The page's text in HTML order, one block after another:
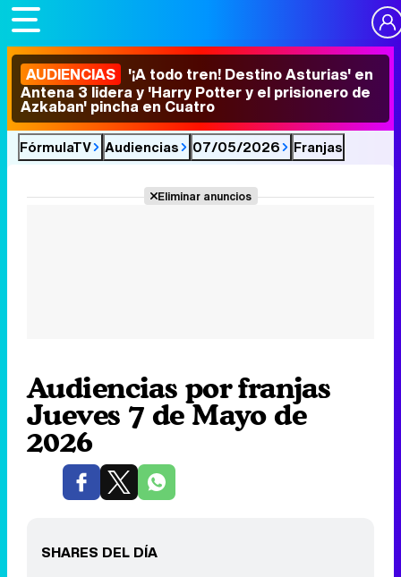
AUDIENCIAS '¡A todo tren! Destino Asturias' en
Antena 3 lidera y 'Harry Potter y el prisionero de
Azkaban' pincha en Cuatro
FórmulaTV Audiencias 07/05/2026 Franjas
Eliminar anuncios
Audiencias por franjas
Jueves 7 de Mayo de
2026
SHARES DEL DÍA